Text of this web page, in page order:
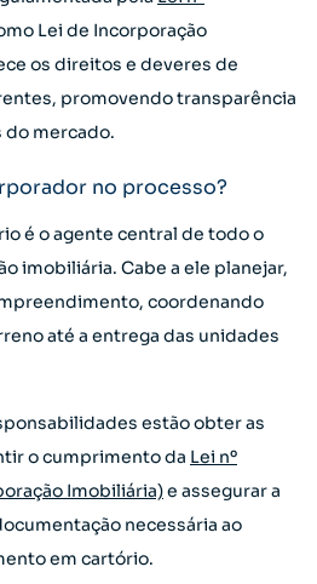
Lei de Incorporação
os direitos e deveres de
promovendo transparência
do mercado.
no processo?
é o agente central de todo o
imobiliária. Cabe a ele planejar,
coordenando
até a entrega das unidades
estão obter as
o cumprimento da Lei nº
Imobiliária)e assegurar a
necessária ao
em cartório.